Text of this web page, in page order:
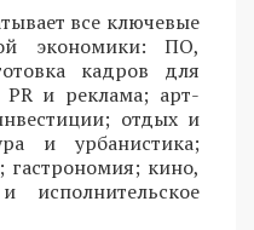
все ключевые
экономики: ПО,
кадров для
PR и реклама; арт-
отдых и
и урбанистика;
кино,
исполнительское